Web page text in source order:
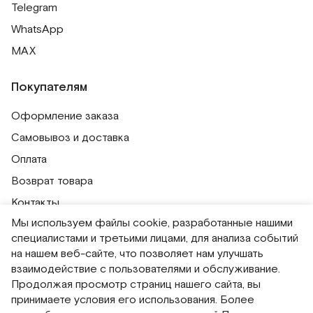
Telegram
WhatsApp
MAX
Покупателям
Оформление заказа
Самовывоз и доставка
Оплата
Возврат товара
Контакты
Публичная оферта
Политика обработки персональных данных
Политика использования сессионных файлов
Согласие на получение рассылок
Мы используем файлы cookie, разработанные нашими
специалистами и третьими лицами, для анализа событий
на нашем веб-сайте, что позволяет нам улучшать
взаимодействие с пользователями и обслуживание.
Продолжая просмотр страниц нашего сайта, вы
принимаете условия его использования. Более